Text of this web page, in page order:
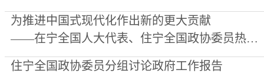
为推进中国式现代化作出新的更大贡献
——在宁全国人大代表、住宁全国政协委员热议习近平总书记在参加江苏代表团审议时的重要讲话
住宁全国政协委员分组讨论政府工作报告